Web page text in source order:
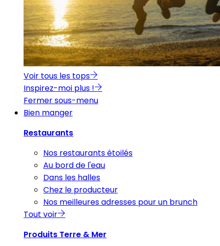
Voir tous les tops
Inspirez-moi plus !
Fermer sous-menu
Bien manger
Restaurants
Nos restaurants étoilés
Au bord de l'eau
Dans les halles
Chez le producteur
Nos meilleures adresses pour un brunch
Tout voir
Produits Terre & Mer